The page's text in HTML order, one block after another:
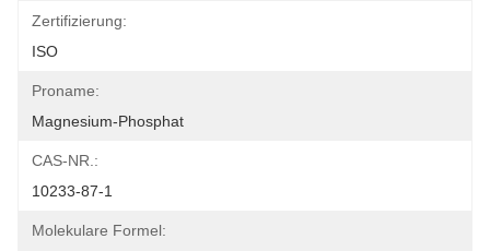
Zertifizierung:
ISO
Proname:
Magnesium-Phosphat
CAS-NR.:
10233-87-1
Molekulare Formel: